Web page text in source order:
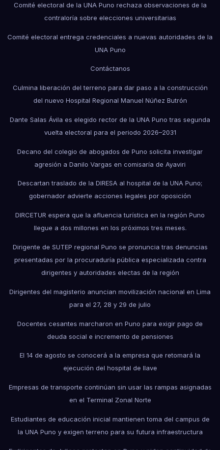
Comité electoral de la UNA Puno rechaza observaciones de la
contraloría sobre elecciones universitarias
Comité electoral entrega credenciales a nuevas autoridades de la
UNA Puno
Contáctanos
Culmina liberación del terreno para dar paso a la construcción
del nuevo Hospital Regional Manuel Núñez Butrón
Dante Salas Ávila es elegido rector de la UNA Puno tras segunda
vuelta electoral para el periodo 2026–2031
Decano del colegio de abogados de Puno solicita investigar
agresión a Danilo Vargas en comisaría de Ayaviri
Descartan traslado de la DIRESA al hospital de la UNA Puno;
gobernador advierte acciones legales por oposición
DIRCETUR espera que la afluencia turística en la región Puno
llegue a dos millones en los próximos tres meses.
Dirigente de SUTEP regional Puno se pronuncia tras denuncias
presentadas por la procuraduría pública especializada contra
dirigentes y autoridades electas de la región
Dirigentes del magisterio anuncian movilización nacional en Lima
para el 27, 28 y 29 de julio
Docentes cesantes marcharon en Puno para exigir pago de
deuda social e incremento de pensiones
El 14 de agosto se conocerá a la empresa que retomará la
ejecución del hospital de Ilave
Empresas de transporte continúan sin usar las rampas asignadas
en el Terminal Zonal Norte
Estudiantes de educación inicial mantienen toma del campus de
la UNA Puno y exigen terreno para su futura infraestructura